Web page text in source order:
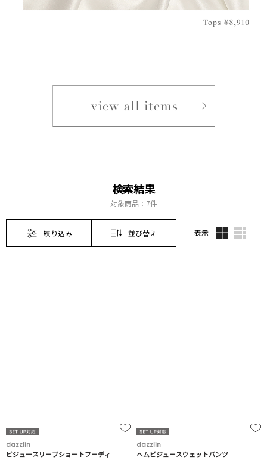
検索結果
対象商品： 7件
絞り込み 並び替え 表示
dazzlin
ビジュースリーブショートフーディ
dazzlin
ヘムビジュースウェットパンツ